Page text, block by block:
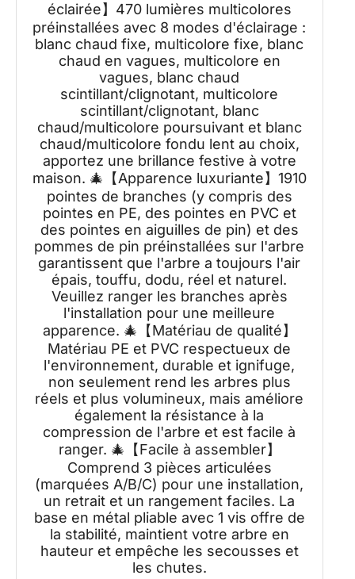
éclairée】470 lumières multicolores
préinstallées avec 8 modes d'éclairage :
blanc chaud fixe, multicolore fixe, blanc
chaud en vagues, multicolore en
vagues, blanc chaud
scintillant/clignotant, multicolore
scintillant/clignotant, blanc
chaud/multicolore poursuivant et blanc
chaud/multicolore fondu lent au choix,
apportez une brillance festive à votre
maison. 🎄【Apparence luxuriante】1910
pointes de branches (y compris des
pointes en PE, des pointes en PVC et
des pointes en aiguilles de pin) et des
pommes de pin préinstallées sur l'arbre
garantissent que l'arbre a toujours l'air
épais, touffu, dodu, réel et naturel.
Veuillez ranger les branches après
l'installation pour une meilleure
apparence. 🎄【Matériau de qualité】
Matériau PE et PVC respectueux de
l'environnement, durable et ignifuge,
non seulement rend les arbres plus
réels et plus volumineux, mais améliore
également la résistance à la
compression de l'arbre et est facile à
ranger. 🎄【Facile à assembler】
Comprend 3 pièces articulées
(marquées A/B/C) pour une installation,
un retrait et un rangement faciles. La
base en métal pliable avec 1 vis offre de
la stabilité, maintient votre arbre en
hauteur et empêche les secousses et
les chutes.